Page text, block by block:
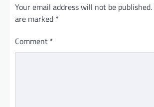
Your email address will not be published.
are marked *
Comment *